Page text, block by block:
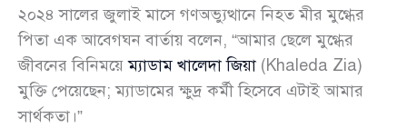
২০২৪ সালের জুলাই মাসে গণঅভ্যুত্থানে নিহত মীর মুগ্ধের
পিতা এক আবেগঘন বার্তায় বলেন, “আমার ছেলে মুগ্ধের
জীবনের বিনিময়েম্যাডাম খালেদা জিয়া (Khaleda Zia)
মুক্তি পেয়েছেন; ম্যাডামের ক্ষুদ্র কর্মী হিসেবে এটাই আমার
সার্থকতা।”